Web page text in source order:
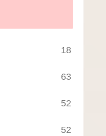
18
63
52
52